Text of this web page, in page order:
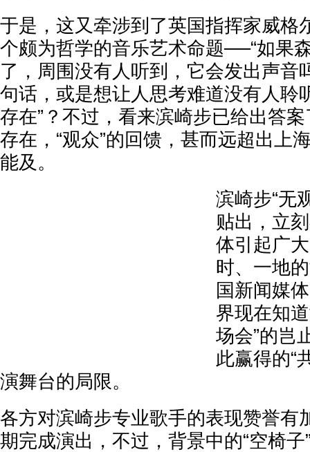
于是，这又牵涉到了英国指挥家威格
个颇为哲学的音乐艺术命题──“如果
了，周围没有人听到，它会发出声音
句话，或是想让人思考难道没有人聆
存在”？不过，看来滨崎步已给出答
存在，“观众”的回馈，甚而远超出上
能及。
滨崎步“无
贴出，立
体引起广
时、一地
国新闻媒
界现在知
场会”的岂
此赢得的“
演舞台的局限。
各方对滨崎步专业歌手的表现赞誉有
期完成演出，不过，背景中的“空椅